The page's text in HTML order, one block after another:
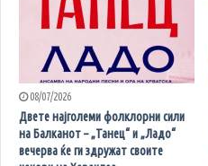
08/07/2026
Двете најголеми фолклорни сили
на Балканот – „Танец“ и „Ладо“
вечерва ќе ги здружат своите